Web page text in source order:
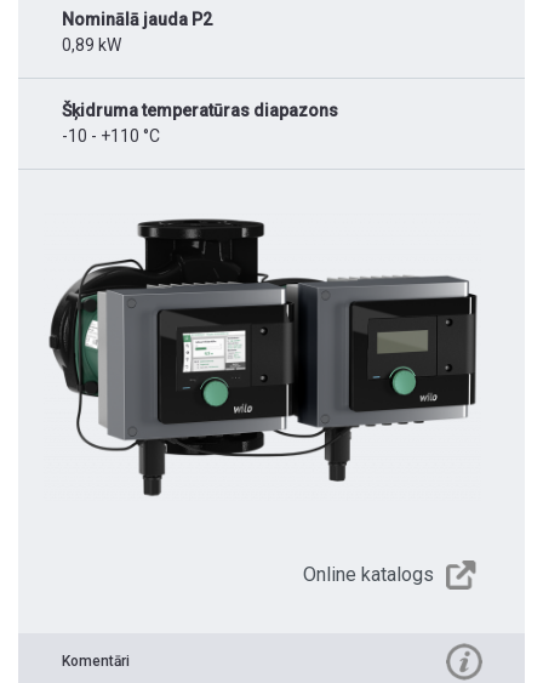
Nominālā jauda P2
0,89 kW
Šķidruma temperatūras diapazons
-10 - +110 °C
Online katalogs
Komentāri